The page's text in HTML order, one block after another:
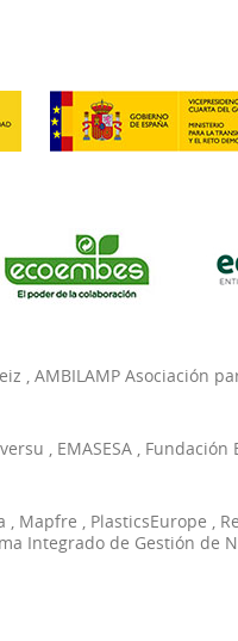
AMBILAMP Asociación
EMASESA Fundación
Mapfre PlasticsEurope
Integrado de Gestión de